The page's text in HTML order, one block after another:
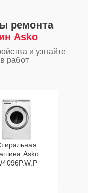
ремонта
Asko
и узнайте
работ
Asko